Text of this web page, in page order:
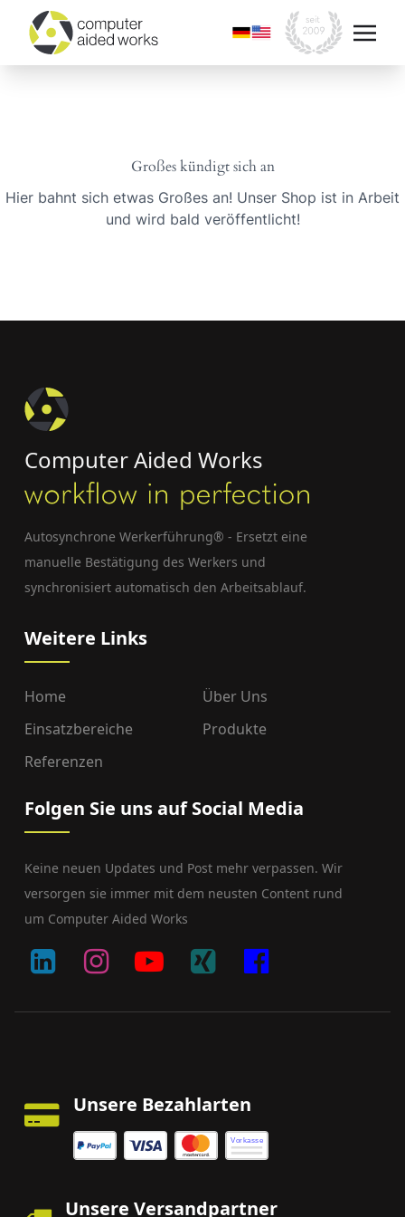
Großes kündigt sich an
Hier bahnt sich etwas Großes an! Unser Shop ist in Arbeit
und wird bald veröffentlicht!
Computer Aided Works
Autosynchrone Werkerführung® - Ersetzt eine
manuelle Bestätigung des Werkers und
synchronisiert automatisch den Arbeitsablauf.
Weitere Links
Home
Über Uns
Einsatzbereiche
Produkte
Referenzen
Folgen Sie uns auf Social Media
Keine neuen Updates und Post mehr verpassen. Wir
versorgen sie immer mit dem neusten Content rund
um Computer Aided Works
Unsere Bezahlarten
Vorkasse
Unsere Versandpartner